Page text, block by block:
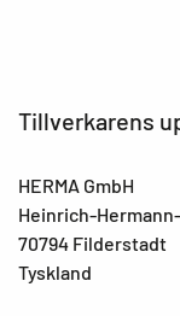
Tillverkarens
HERMA GmbH
Heinrich-
70794 Filderstadt
Tyskland